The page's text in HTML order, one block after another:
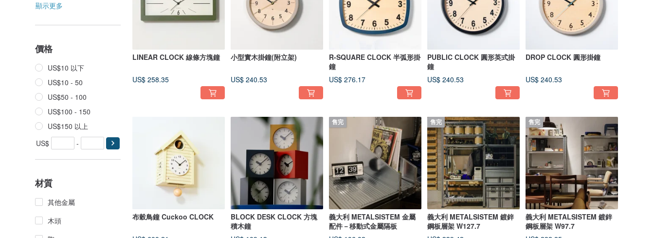
顯示更多
價格
US$10 以下
US$10 - 50
US$50 - 100
US$100 - 150
US$150 以上
US$
-
材質
其他金屬
木頭
LINEAR CLOCK 線條方塊鐘
US$ 258.35
小型實木掛鐘(附立架)
US$ 240.53
R-SQUARE CLOCK 半弧形掛
鐘
US$ 276.17
PUBLIC CLOCK 圓形英式掛
鐘
US$ 240.53
DROP CLOCK 圓形掛鐘
US$ 240.53
布穀鳥鐘 Cuckoo CLOCK
BLOCK DESK CLOCK 方塊
積木鐘
售完
義大利 METALSISTEM 金屬
配件－移動式金屬隔板
售完
義大利 METALSISTEM 鍍鋅
鋼板層架 W127.7
售完
義大利 METALSISTEM 鍍鋅
鋼板層架 W97.7